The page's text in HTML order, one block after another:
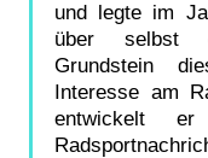
und legte im
über selbst
Grundstein
Interesse am
entwickelt